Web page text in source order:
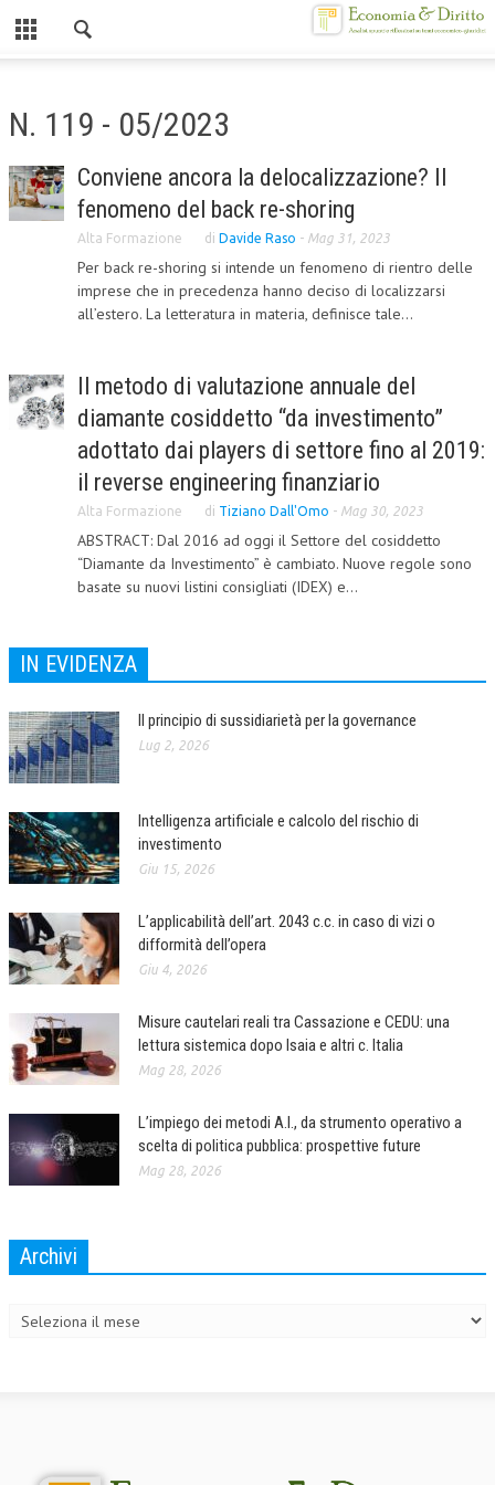
CHI SIAMO
MISSION
CENTRO STUDI
ATTO COSTITUTIVO E STATUTO
OBIETTIVI
DIREZIONE SCIENTIFICA
ALTA FORMAZIONE
ARCHIVIO CORSI 2015
BROCHURE CE.S.E.D.
LA RIVISTA
COMITATO SCIENTIFICO
COMITATO EDITORIALE
REDAZIONE
CODICE ETICO
AUTORI
COLLABORA CON NOI
ECONOMIA
CORPORATE SOCIAL RESPONSIBILITY
ECONOMIA DELL’ARTE
RISORSE UMANE
MARKETING
PERSONA E CITTÀ
N. 119 - 05/2023
Conviene ancora la delocalizzazione? Il
fenomeno del back re-shoring
Alta Formazione di Davide Raso - Mag 31, 2023
Per back re-shoring si intende un fenomeno di rientro delle
imprese che in precedenza hanno deciso di localizzarsi
all’estero. La letteratura in materia, definisce tale...
Il metodo di valutazione annuale del
diamante cosiddetto “da investimento”
adottato dai players di settore fino al 2019:
il reverse engineering finanziario
Alta Formazione di Tiziano Dall'Omo - Mag 30, 2023
ABSTRACT: Dal 2016 ad oggi il Settore del cosiddetto
“Diamante da Investimento” è cambiato. Nuove regole sono
basate su nuovi listini consigliati (IDEX) e...
IN EVIDENZA
Il principio di sussidiarietà per la governance
Lug 2, 2026
Intelligenza artificiale e calcolo del rischio di
investimento
Giu 15, 2026
L’applicabilità dell’art. 2043 c.c. in caso di vizi o
difformità dell’opera
Giu 4, 2026
Misure cautelari reali tra Cassazione e CEDU: una
lettura sistemica dopo Isaia e altri c. Italia
Mag 28, 2026
L’impiego dei metodi A.I., da strumento operativo a
scelta di politica pubblica: prospettive future
Mag 28, 2026
Archivi